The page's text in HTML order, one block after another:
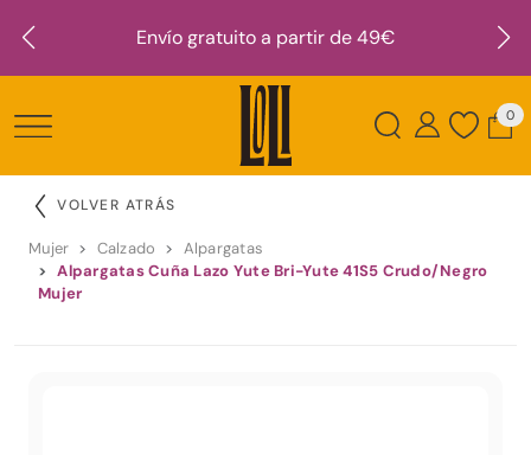
Envío gratuito a partir de 49€
0
VOLVER ATRÁS
Mujer Calzado
Alpargatas
Alpargatas Cuña Lazo Yute Bri-Yute 41S5 Crudo/Negro
Mujer